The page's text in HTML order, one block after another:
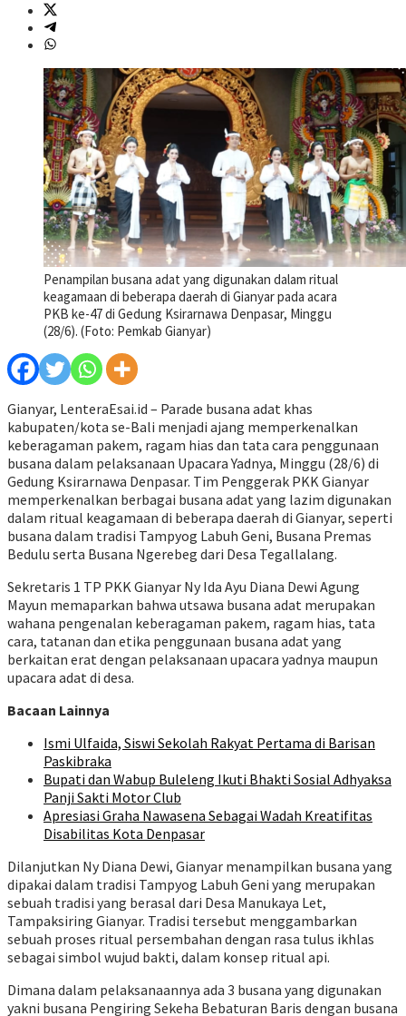
Penampilan busana adat yang digunakan dalam ritual
keagamaan di beberapa daerah di Gianyar pada acara
PKB ke-47 di Gedung Ksirarnawa Denpasar, Minggu
(28/6). (Foto: Pemkab Gianyar)
Gianyar, LenteraEsai.id – Parade busana adat khas
kabupaten/kota se-Bali menjadi ajang memperkenalkan
keberagaman pakem, ragam hias dan tata cara penggunaan
busana dalam pelaksanaan Upacara Yadnya, Minggu (28/6) di
Gedung Ksirarnawa Denpasar. Tim Penggerak PKK Gianyar
memperkenalkan berbagai busana adat yang lazim digunakan
dalam ritual keagamaan di beberapa daerah di Gianyar, seperti
busana dalam tradisi Tampyog Labuh Geni, Busana Premas
Bedulu serta Busana Ngerebeg dari Desa Tegallalang.
Sekretaris 1 TP PKK Gianyar Ny Ida Ayu Diana Dewi Agung
Mayun memaparkan bahwa utsawa busana adat merupakan
wahana pengenalan keberagaman pakem, ragam hias, tata
cara, tatanan dan etika penggunaan busana adat yang
berkaitan erat dengan pelaksanaan upacara yadnya maupun
upacara adat di desa.
Bacaan Lainnya
Ismi Ulfaida, Siswi Sekolah Rakyat Pertama di Barisan
Paskibraka
Bupati dan Wabup Buleleng Ikuti Bhakti Sosial Adhyaksa
Panji Sakti Motor Club
Apresiasi Graha Nawasena Sebagai Wadah Kreatifitas
Disabilitas Kota Denpasar
Dilanjutkan Ny Diana Dewi, Gianyar menampilkan busana yang
dipakai dalam tradisi Tampyog Labuh Geni yang merupakan
sebuah tradisi yang berasal dari Desa Manukaya Let,
Tampaksiring Gianyar. Tradisi tersebut menggambarkan
sebuah proses ritual persembahan dengan rasa tulus ikhlas
sebagai simbol wujud bakti, dalam konsep ritual api.
Dimana dalam pelaksanaannya ada 3 busana yang digunakan
yakni busana Pengiring Sekeha Bebaturan Baris dengan busana